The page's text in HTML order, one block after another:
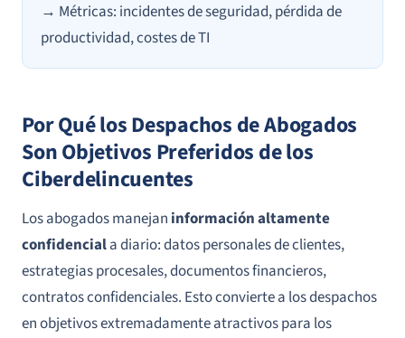
→ Métricas: incidentes de seguridad, pérdida de
productividad, costes de TI
Por Qué los Despachos de Abogados
Son Objetivos Preferidos de los
Ciberdelincuentes
Los abogados manejan información altamente
confidenciala diario: datos personales de clientes,
estrategias procesales, documentos financieros,
contratos confidenciales. Esto convierte a los despachos
en objetivos extremadamente atractivos para los